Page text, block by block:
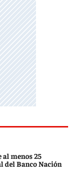
al menos 25
del Banco Nación